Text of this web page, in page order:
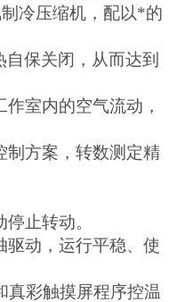
冷压缩机，配以*的
保关闭，从而达到
室内的空气流动，
方案，转数测定精
止转动。
动，运行平稳、使
彩触摸屏程序控温